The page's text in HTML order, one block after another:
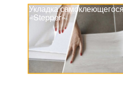
Укладка
«Stepper»